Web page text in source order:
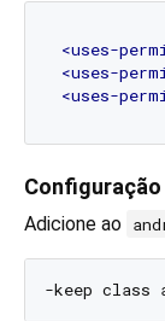
<uses-
<uses-
<uses-
Adicione ao